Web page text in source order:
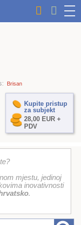
Brisan
Kupite pristup
za subjekt
28,00 EUR +
PDV
mjestu, jedinoj
inovativnosti
.